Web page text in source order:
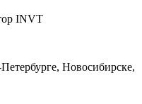
INVT
Новосибирске,